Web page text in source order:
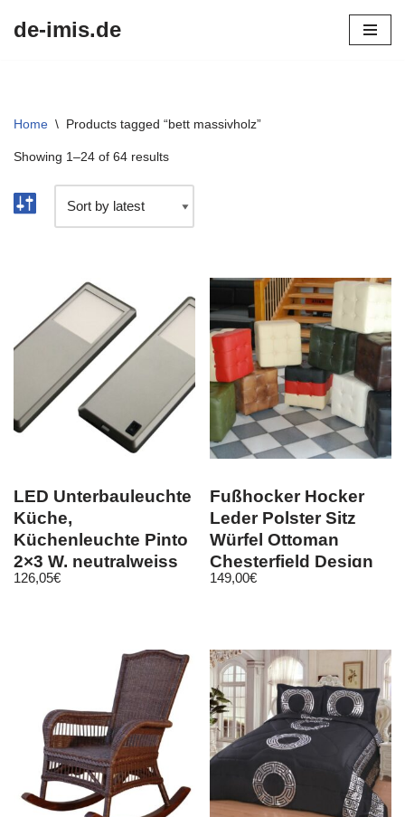
de-imis.de
Home \ Products tagged “bett massivholz”
Showing 1–24 of 64 results
LED Unterbauleuchte
Küche,
Küchenleuchte Pinto
2×3 W, neutralweiss
126,05€
Fußhocker Hocker
Leder Polster Sitz
Würfel Ottoman
Chesterfield Design
Club Neu
149,00€